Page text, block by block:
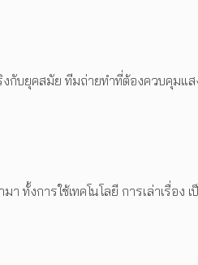
กับยุคสมัย ทีมถ่ายทำที่ต้องควบคุมแส
งการใช้เทคโนโลยี การเล่าเรื่อง เ